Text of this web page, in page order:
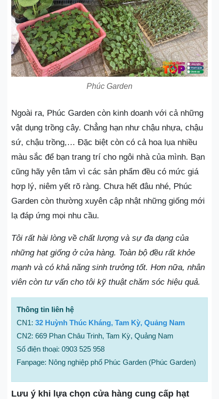
Phúc Garden
Ngoài ra, Phúc Garden còn kinh doanh với cả những
vật dụng trồng cây. Chẳng hạn như chậu nhựa, chậu
sứ, chậu trồng,… Đặc biệt còn có cả hoa lụa nhiều
màu sắc để bạn trang trí cho ngôi nhà của mình. Bạn
cũng hãy yên tâm vì các sản phẩm đều có mức giá
hợp lý, niêm yết rõ ràng. Chưa hết đâu nhé, Phúc
Garden còn thường xuyên cập nhật những giống mới
lạ đáp ứng mọi nhu cầu.
Tôi rất hài lòng về chất lượng và sự đa dạng của
những hạt giống ở cửa hàng. Toàn bộ đều rất khỏe
mạnh và có khả năng sinh trưởng tốt. Hơn nữa, nhân
viên còn tư vấn cho tôi kỹ thuật chăm sóc hiệu quả.
Thông tin liên hệ
CN1: 32 Huỳnh Thúc Kháng, Tam Kỳ, Quảng Nam
CN2: 669 Phan Châu Trinh, Tam Kỳ, Quảng Nam
Số điện thoại: 0903 525 958
Fanpage: Nông nghiệp phố Phúc Garden (Phúc Garden)
Lưu ý khi lựa chọn cửa hàng cung cấp hạt